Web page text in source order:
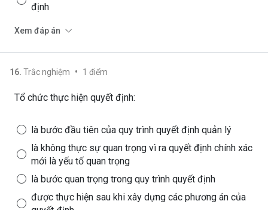
định
Xem đáp án
16. Trắc nghiệm • 1 điểm
Tổ chức thực hiện quyết định:
là bước đầu tiên của quy trình quyết định quản lý
là không thực sự quan trọng vì ra quyết định chính xác
mới là yếu tố quan trọng
là bước quan trọng trong quy trình quyết định
được thực hiện sau khi xây dựng các phương án của